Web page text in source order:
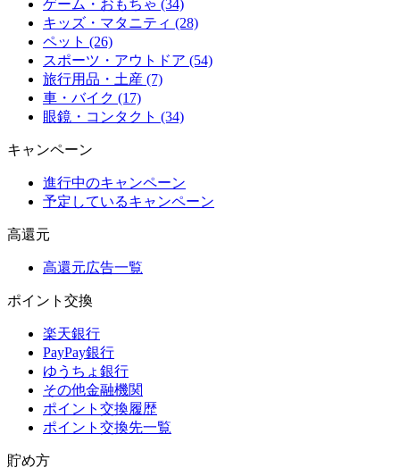
ゲーム・おもちゃ (34)
キッズ・マタニティ (28)
ペット (26)
スポーツ・アウトドア (54)
旅行用品・土産 (7)
車・バイク (17)
眼鏡・コンタクト (34)
キャンペーン
進行中のキャンペーン
予定しているキャンペーン
高還元
高還元広告一覧
ポイント交換
楽天銀行
PayPay銀行
ゆうちょ銀行
その他金融機関
ポイント交換履歴
ポイント交換先一覧
貯め方